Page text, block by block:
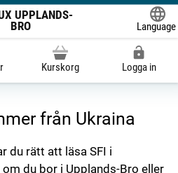
UPPLANDS-
BRO
Language
Kurskorg Logga in
från Ukraina
du rätt att läsa SFI i
du bor i Upplands-Bro eller